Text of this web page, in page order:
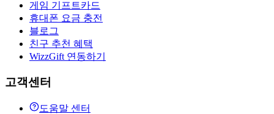
게임 기프트카드
휴대폰 요금 충전
블로그
친구 추천 혜택
WizzGift 연동하기
고객센터
도움말 센터